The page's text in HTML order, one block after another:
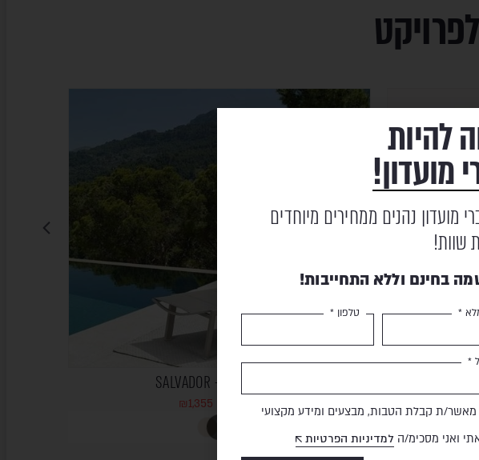
מיטת שיזוף – SALVADOR
₪1,355
להיות
מועדון!
מועדון נהנים ממחירים מיוחדים
שוות!
בחינם וללא התחייבות!
* טלפון *
*
מאשר/ת קבלת הטבות, מבצעים ומידע מקצועי
ואני מסכימ/ה למדיניות הפרטיות